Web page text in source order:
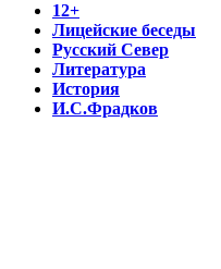
12+
Лицейские беседы
Русский Север
Литература
История
И.С.Фрадков